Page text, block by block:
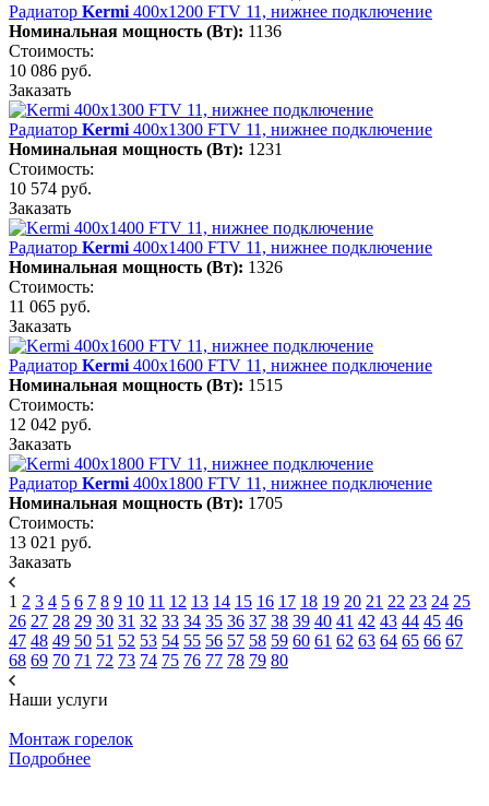
Радиатор Kermi 400х1200 FTV 11, нижнее подключение
Номинальная мощность (Вт): 1136
Стоимость:
10 086 руб.
Заказать
Радиатор Kermi 400х1300 FTV 11, нижнее подключение
Номинальная мощность (Вт): 1231
Стоимость:
10 574 руб.
Заказать
Радиатор Kermi 400х1400 FTV 11, нижнее подключение
Номинальная мощность (Вт): 1326
Стоимость:
11 065 руб.
Заказать
Радиатор Kermi 400х1600 FTV 11, нижнее подключение
Номинальная мощность (Вт): 1515
Стоимость:
12 042 руб.
Заказать
Радиатор Kermi 400х1800 FTV 11, нижнее подключение
Номинальная мощность (Вт): 1705
Стоимость:
13 021 руб.
Заказать
1 2 3 4 5 6 7 8 9 10 11 12 13 14 15 16 17 18 19 20 21 22 23 24 25
26 27 28 29 30 31 32 33 34 35 36 37 38 39 40 41 42 43 44 45 46
47 48 49 50 51 52 53 54 55 56 57 58 59 60 61 62 63 64 65 66 67
68 69 70 71 72 73 74 75 76 77 78 79 80
Наши услуги
Монтаж горелок
Подробнее